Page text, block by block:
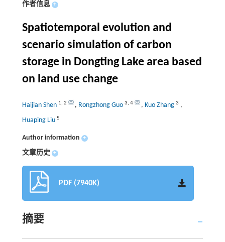
作者信息 +
Spatiotemporal evolution and
scenario simulation of carbon
storage in Dongting Lake area based
on land use change
Haijian Shen 1, 2 , Rongzhong Guo 3, 4 , Kuo Zhang 3 ,
Huaping Liu 5
Author information +
文章历史 +
PDF (7940K)
摘要